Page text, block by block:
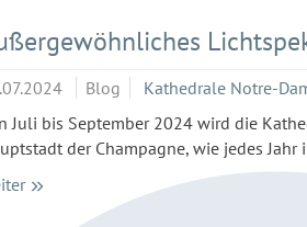
Blog Kathedrale Notre-
Juli bis September 2024 wird die
der Champagne, wie jedes Jahr